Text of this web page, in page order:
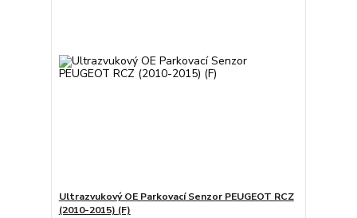
Ultrazvukový OE Parkovací Senzor PEUGEOT RCZ
(2010-2015) (F)